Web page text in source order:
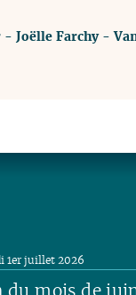
- Joëlle Farchy-
1er juillet 2026